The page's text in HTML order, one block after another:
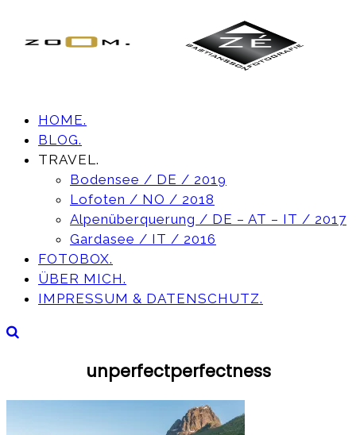
HOME.
BLOG.
TRAVEL.
Bodensee / DE / 2019
Lofoten / NO / 2018
Alpenüberquerung / DE – AT – IT / 2017
Gardasee / IT / 2016
FOTOBOX.
ÜBER MICH.
IMPRESSUM & DATENSCHUTZ.
unperfectperfectness